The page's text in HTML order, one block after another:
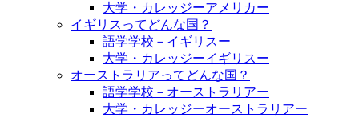
大学・カレッジーアメリカー
イギリスってどんな国？
語学学校－イギリスー
大学・カレッジーイギリスー
オーストラリアってどんな国？
語学学校－オーストラリアー
大学・カレッジーオーストラリアー